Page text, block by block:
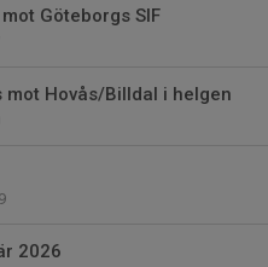
Göteborgs SIF
mot Hovås/Billdal i helgen
2026